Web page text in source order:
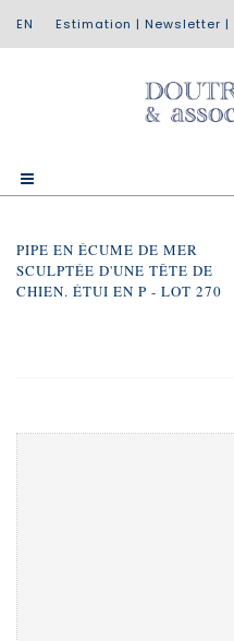
Estimation | Newsletter |
PIPE EN ÉCUME DE MER
SCULPTÉE D'UNE TÊTE DE
CHIEN. ÉTUI EN P - LOT 270